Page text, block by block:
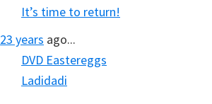
It’s time to return!
23 years ago...
DVD Eastereggs
Ladidadi